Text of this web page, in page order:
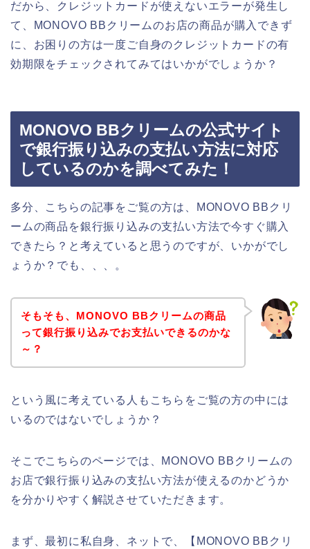
だから、クレジットカードが使えないエラーが発生し
て、MONOVO BBクリームのお店の商品が購入できず
に、お困りの方は一度ご自身のクレジットカードの有
効期限をチェックされてみてはいかがでしょうか？
MONOVO BBクリームの公式サイト
で銀行振り込みの支払い方法に対応
しているのかを調べてみた！
多分、こちらの記事をご覧の方は、MONOVO BBクリ
ームの商品を銀行振り込みの支払い方法で今すぐ購入
できたら？と考えていると思うのですが、いかがでし
ょうか？でも、、、。
そもそも、MONOVO BBクリームの商品
って銀行振り込みでお支払いできるのかな
～？
という風に考えている人もこちらをご覧の方の中には
いるのではないでしょうか？
そこでこちらのページでは、MONOVO BBクリームの
お店で銀行振り込みの支払い方法が使えるのかどうか
を分かりやすく解説させていただきます。
まず、最初に私自身、ネットで、【MONOVO BBクリ